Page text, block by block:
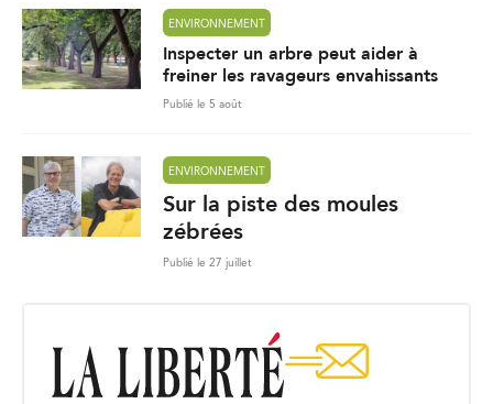
ENVIRONNEMENT
Inspecter un arbre peut aider à
freiner les ravageurs envahissants
Publié le 5 août
ENVIRONNEMENT
Sur la piste des moules
zébrées
Publié le 27 juillet